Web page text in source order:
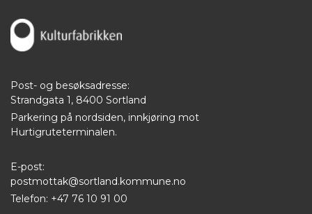
Post- og besøksadresse:
Strandgata 1, 8400 Sortland
Parkering på nordsiden, innkjøring mot
Hurtigruteterminalen.
E-post:
postmottak@sortland.kommune.no
Telefon: +47 76 10 91 00